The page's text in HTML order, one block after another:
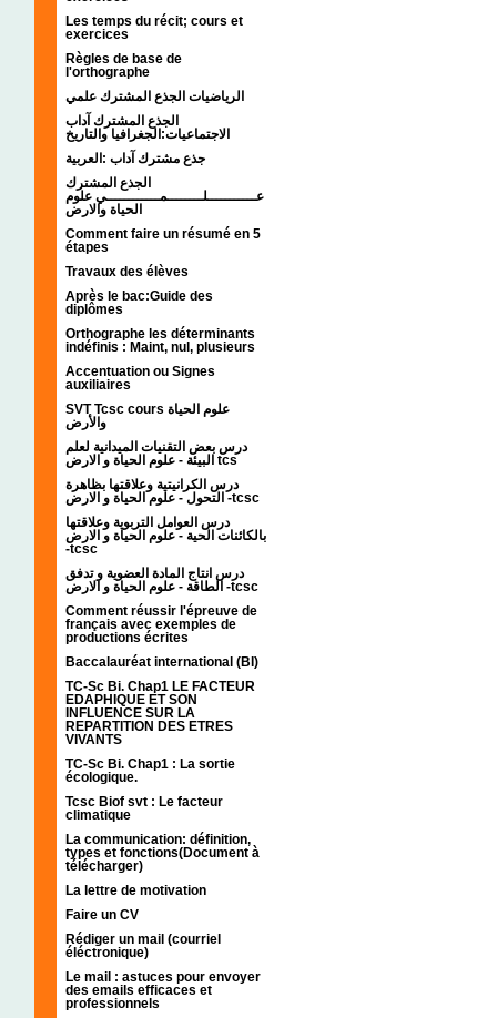
Les temps du récit; cours et
exercices
Règles de base de
l'orthographe
الرياضيات الجذع المشترك علمي
الجذع المشترك آداب
الاجتماعيات:الجغرافيا والتاريخ
جذع مشترك آداب :العربية
الجذع المشترك
عـــــــــــلــــــــمــــــــــــي علوم
الحياة والارض
Comment faire un résumé en 5
étapes
Travaux des élèves
Après le bac:Guide des
diplômes
Orthographe les déterminants
indéfinis : Maint, nul, plusieurs
Accentuation ou Signes
auxiliaires
SVT Tcsc cours علوم الحياة
والأرض
درس بعض التقنيات الميدانية لعلم
البيئة - علوم الحياة و الارض tcs
درس الكرانيتية وعلاقتها بظاهرة
التحول - علوم الحياة و الارض -tcsc
درس العوامل التربوية وعلاقتها
بالكائنات الحية - علوم الحياة و الارض
-tcsc
درس انتاج المادة العضوية و تدفق
الطاقة - علوم الحياة و الارض -tcsc
Comment réussir l'épreuve de
français avec exemples de
productions écrites
Baccalauréat international (BI)
TC-Sc Bi. Chap1 LE FACTEUR
EDAPHIQUE ET SON
INFLUENCE SUR LA
REPARTITION DES ETRES
VIVANTS
TC-Sc Bi. Chap1 : La sortie
écologique.
Tcsc Biof svt : Le facteur
climatique
La communication: définition,
types et fonctions(Document à
télécharger)
La lettre de motivation
Faire un CV
Rédiger un mail (courriel
éléctronique)
Le mail : astuces pour envoyer
des emails efficaces et
professionnels